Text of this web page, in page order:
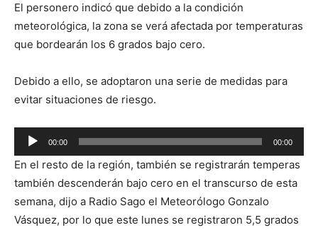
El personero indicó que debido a la condición
meteorológica, la zona se verá afectada por temperaturas
que bordearán los 6 grados bajo cero.
Debido a ello, se adoptaron una serie de medidas para
evitar situaciones de riesgo.
Reproductor
de
audio
00:00 00:00
En el resto de la región, también se registrarán temperas
también descenderán bajo cero en el transcurso de esta
semana, dijo a Radio Sago el Meteorólogo Gonzalo
Vásquez, por lo que este lunes se registraron 5,5 grados